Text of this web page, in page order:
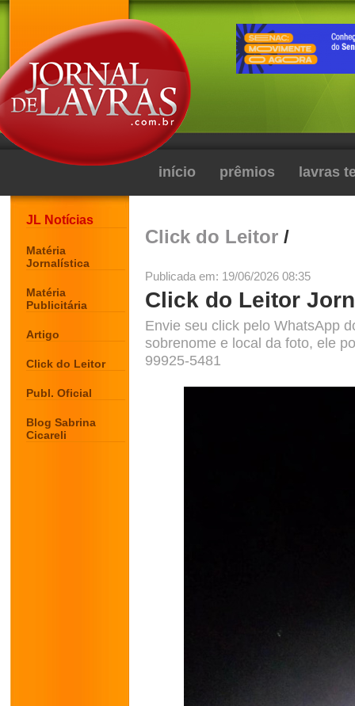
início prêmios lavras
JL Notícias
Matéria
Jornalística
Matéria
Publicitária
Artigo
Click do Leitor
Publ. Oficial
Blog Sabrina
Cicareli
Click do Leitor /
Publicada em: 19/06/2026 08:35
Click do Leitor
Envie seu click pelo WhatsApp
sobrenome e local da foto, ele
99925-5481